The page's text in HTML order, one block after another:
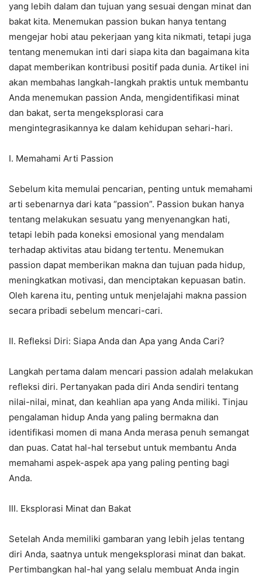
yang lebih dalam dan tujuan yang sesuai dengan minat dan
bakat kita. Menemukan passion bukan hanya tentang
mengejar hobi atau pekerjaan yang kita nikmati, tetapi juga
tentang menemukan inti dari siapa kita dan bagaimana kita
dapat memberikan kontribusi positif pada dunia. Artikel ini
akan membahas langkah-langkah praktis untuk membantu
Anda menemukan passion Anda, mengidentifikasi minat
dan bakat, serta mengeksplorasi cara
mengintegrasikannya ke dalam kehidupan sehari-hari.
I. Memahami Arti Passion
Sebelum kita memulai pencarian, penting untuk memahami
arti sebenarnya dari kata “passion”. Passion bukan hanya
tentang melakukan sesuatu yang menyenangkan hati,
tetapi lebih pada koneksi emosional yang mendalam
terhadap aktivitas atau bidang tertentu. Menemukan
passion dapat memberikan makna dan tujuan pada hidup,
meningkatkan motivasi, dan menciptakan kepuasan batin.
Oleh karena itu, penting untuk menjelajahi makna passion
secara pribadi sebelum mencari-cari.
II. Refleksi Diri: Siapa Anda dan Apa yang Anda Cari?
Langkah pertama dalam mencari passion adalah melakukan
refleksi diri. Pertanyakan pada diri Anda sendiri tentang
nilai-nilai, minat, dan keahlian apa yang Anda miliki. Tinjau
pengalaman hidup Anda yang paling bermakna dan
identifikasi momen di mana Anda merasa penuh semangat
dan puas. Catat hal-hal tersebut untuk membantu Anda
memahami aspek-aspek apa yang paling penting bagi
Anda.
III. Eksplorasi Minat dan Bakat
Setelah Anda memiliki gambaran yang lebih jelas tentang
diri Anda, saatnya untuk mengeksplorasi minat dan bakat.
Pertimbangkan hal-hal yang selalu membuat Anda ingin